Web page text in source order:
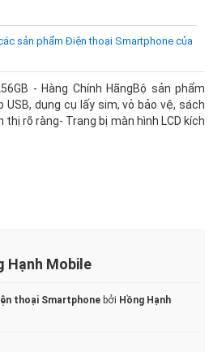
sản phẩm Điện thoại Smartphone của
- Hàng Chính HãngBộ sản phẩm
USB, dụng cụ lấy sim, vỏ bảo vệ, sách
thị rõ ràng- Trang bị màn hình LCD kích
Hạnh Mobile
thoại Smartphone bởi Hồng Hạnh